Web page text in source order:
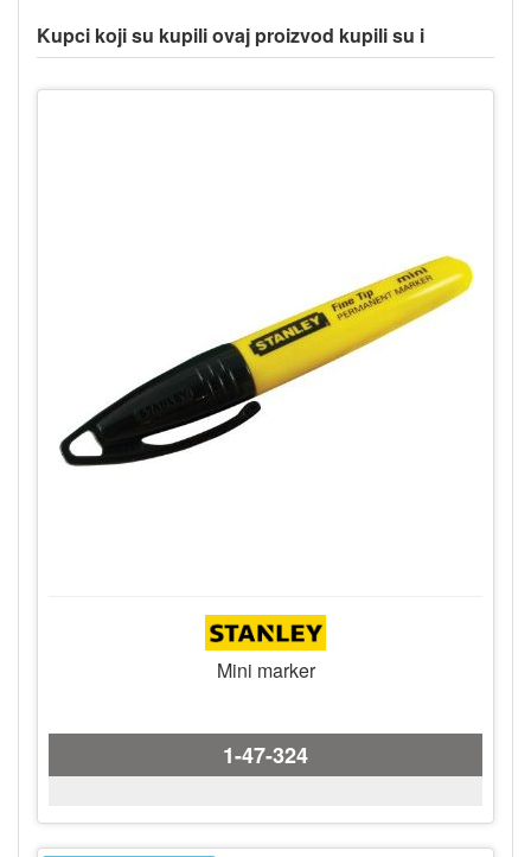
Kupci koji su kupili ovaj proizvod kupili su i
Mini marker
1-47-324